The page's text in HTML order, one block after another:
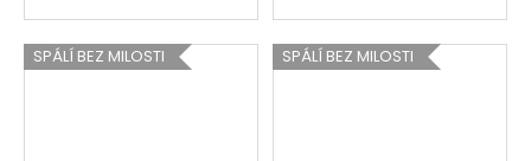
SPÁLÍ BEZ MILOSTI SPÁLÍ BEZ MILOSTI